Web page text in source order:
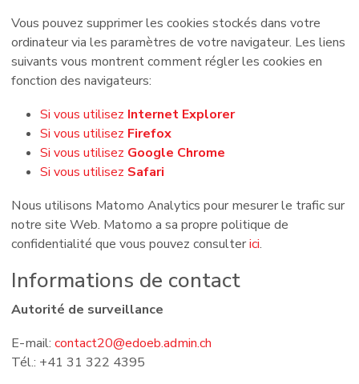
Vous pouvez supprimer les cookies stockés dans votre
ordinateur via les paramètres de votre navigateur. Les liens
suivants vous montrent comment régler les cookies en
fonction des navigateurs:
Si vous utilisez Internet Explorer
Si vous utilisez Firefox
Si vous utilisez Google Chrome
Si vous utilisez Safari
Nous utilisons Matomo Analytics pour mesurer le trafic sur
notre site Web. Matomo a sa propre politique de
confidentialité que vous pouvez consulterici.
Informations de contact
Autorité de surveillance
E-mail: contact20@edoeb.admin.ch
Tél.: +41 31 322 4395